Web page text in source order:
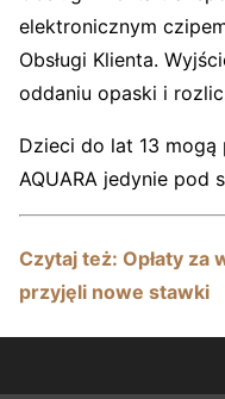
elektronicznym
Obsługi Klienta.
oddaniu opaski i
Dzieci do lat 13
AQUARA jedynie pod
Czytaj też: Opłaty za
przyjęli nowe stawki